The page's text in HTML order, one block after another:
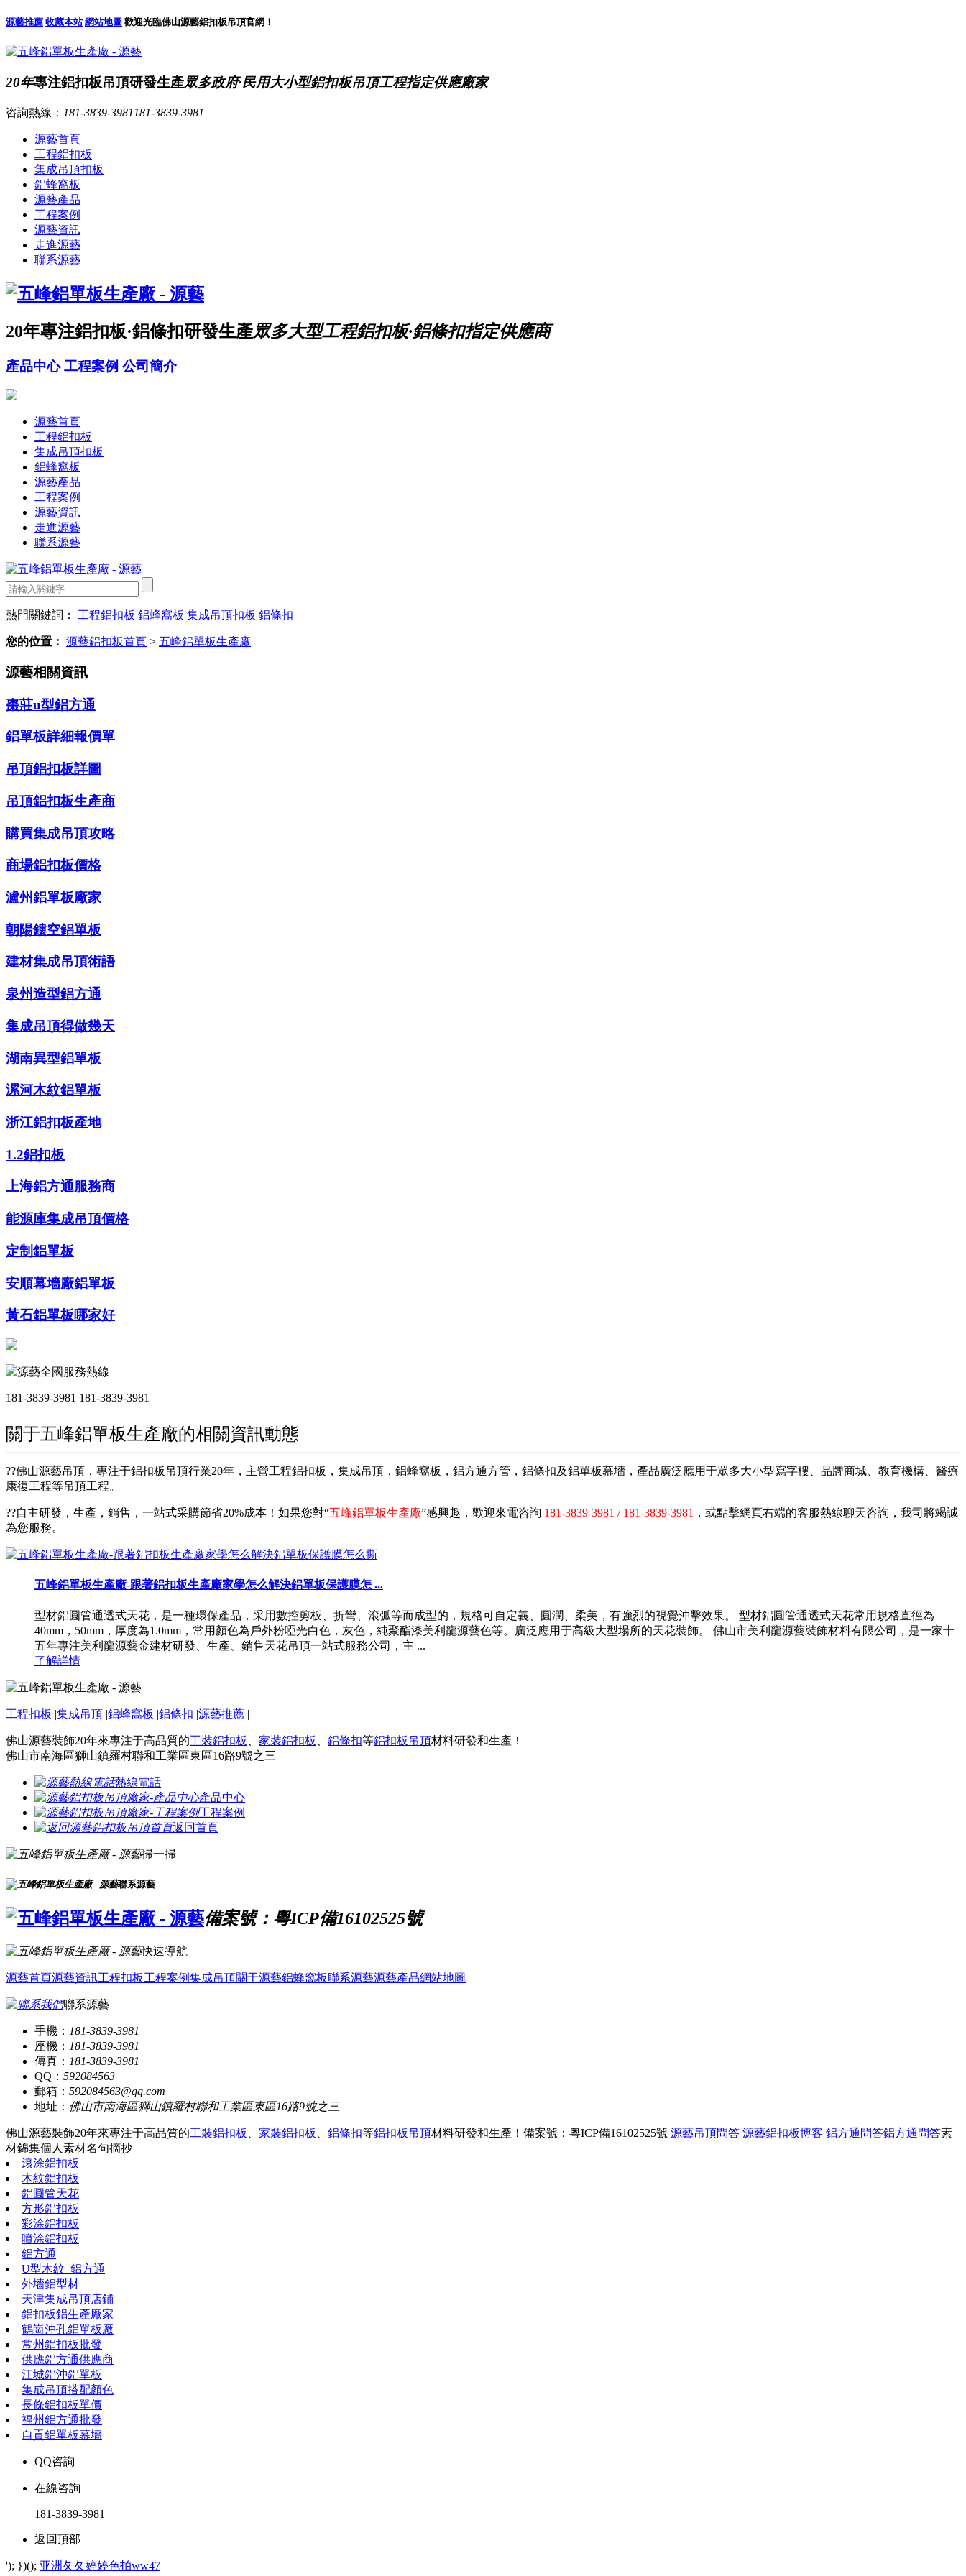
源藝推薦 收藏本站 網站地圖 歡迎光臨佛山源藝鋁扣板吊頂官網！
20年專注鋁扣板吊頂研發生產眾多政府·民用大小型鋁扣板吊頂工程指定供應廠家
咨詢熱線： 181-3839-3981 181-3839-3981
源藝首頁
工程鋁扣板
集成吊頂扣板
鋁蜂窩板
源藝產品
工程案例
源藝資訊
走進源藝
聯系源藝
20年專注鋁扣板·鋁條扣研發生產眾多大型工程鋁扣板·鋁條扣指定供應商
產品中心 工程案例 公司簡介
源藝首頁
工程鋁扣板
集成吊頂扣板
鋁蜂窩板
源藝產品
工程案例
源藝資訊
走進源藝
聯系源藝
熱門關鍵詞： 工程鋁扣板 鋁蜂窩板 集成吊頂扣板 鋁條扣
您的位置： 源藝鋁扣板首頁 > 五峰鋁單板生產廠
源藝相關資訊
棗莊u型鋁方通
鋁單板詳細報價單
吊頂鋁扣板詳圖
吊頂鋁扣板生產商
購買集成吊頂攻略
商場鋁扣板價格
瀘州鋁單板廠家
朝陽鏤空鋁單板
建材集成吊頂術語
泉州造型鋁方通
集成吊頂得做幾天
湖南異型鋁單板
漯河木紋鋁單板
浙江鋁扣板產地
1.2鋁扣板
上海鋁方通服務商
能源庫集成吊頂價格
定制鋁單板
安順幕墻廠鋁單板
黃石鋁單板哪家好
源藝全國服務熱線
181-3839-3981 181-3839-3981
關于五峰鋁單板生產廠的相關資訊動態
??佛山源藝吊頂，專注于鋁扣板吊頂行業20年，主營工程鋁扣板，集成吊頂，鋁蜂窩板，鋁方通方管，鋁條扣及鋁單板幕墻，產品廣泛應用于眾多大小型寫字樓、品牌商城、教育機構、醫療
康復工程等吊頂工程。
??自主研發，生產，銷售，一站式采購節省20%成本！如果您對“五峰鋁單板生產廠”感興趣，歡迎來電咨詢 181-3839-3981 / 181-3839-3981 ，或點擊網頁右端的客服熱線聊天咨詢，我司將竭誠
為您服務。
五峰鋁單板生產廠-跟著鋁扣板生產廠家學怎么解決鋁單板保護膜怎 ...
型材鋁圓管通透式天花，是一種環保產品，采用數控剪板、折彎、滾弧等而成型的，規格可自定義、圓潤、柔美，有強烈的視覺沖擊效果。 型材鋁圓管通透式天花常用規格直徑為
40mm，50mm，厚度為1.0mm，常用顏色為戶外粉啞光白色，灰色，純聚酯漆美利龍源藝色等。廣泛應用于高級大型場所的天花裝飾。 佛山市美利龍源藝裝飾材料有限公司，是一家十
五年專注美利龍源藝金建材研發、生產、銷售天花吊頂一站式服務公司，主 ...
了解詳情
工程扣板 |集成吊頂 |鋁蜂窩板 |鋁條扣 |源藝推薦 |
佛山源藝裝飾20年來專注于高品質的工裝鋁扣板 家裝鋁扣板 鋁條扣等鋁扣板吊頂材料研發和生產！
佛山市南海區獅山鎮羅村聯和工業區東區16路9號之三
熱線電話
產品中心
工程案例
返回首頁
掃一掃
聯系源藝
備案號：粵ICP備16102525號
快速導航
源藝首頁源藝資訊工程扣板工程案例集成吊頂關于源藝鋁蜂窩板聯系源藝源藝產品網站地圖
聯系源藝
手機： 181-3839-3981
座機： 181-3839-3981
傳真： 181-3839-3981
QQ： 592084563
郵箱： 592084563@qq.com
地址： 佛山市南海區獅山鎮羅村聯和工業區東區16路9號之三
佛山源藝裝飾20年來專注于高品質的工裝鋁扣板 家裝鋁扣板 鋁條扣等鋁扣板吊頂材料研發和生產！ 備案號：粵ICP備16102525號 源藝吊頂問答 源藝鋁扣板博客 鋁方通問答鋁方通問答素
材錦集個人素材名句摘抄
滾涂鋁扣板
木紋鋁扣板
鋁圓管天花
方形鋁扣板
彩涂鋁扣板
噴涂鋁扣板
鋁方通
U型木紋_鋁方通
外墻鋁型材
天津集成吊頂店鋪
鋁扣板鋁生產廠家
鶴崗沖孔鋁單板廠
常州鋁扣板批發
供應鋁方通供應商
江城鋁沖鋁單板
集成吊頂搭配顏色
長條鋁扣板單價
福州鋁方通批發
自貢鋁單板幕墻
QQ咨詢
在線咨詢
181-3839-3981
返回頂部
'); })(); 亚洲夂夂婷婷色拍ww47